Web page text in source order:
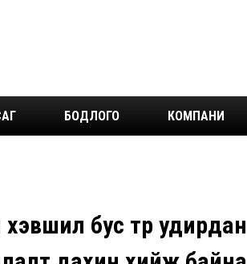
БОДЛОГО КОМПАНИ
бус төр удирдан